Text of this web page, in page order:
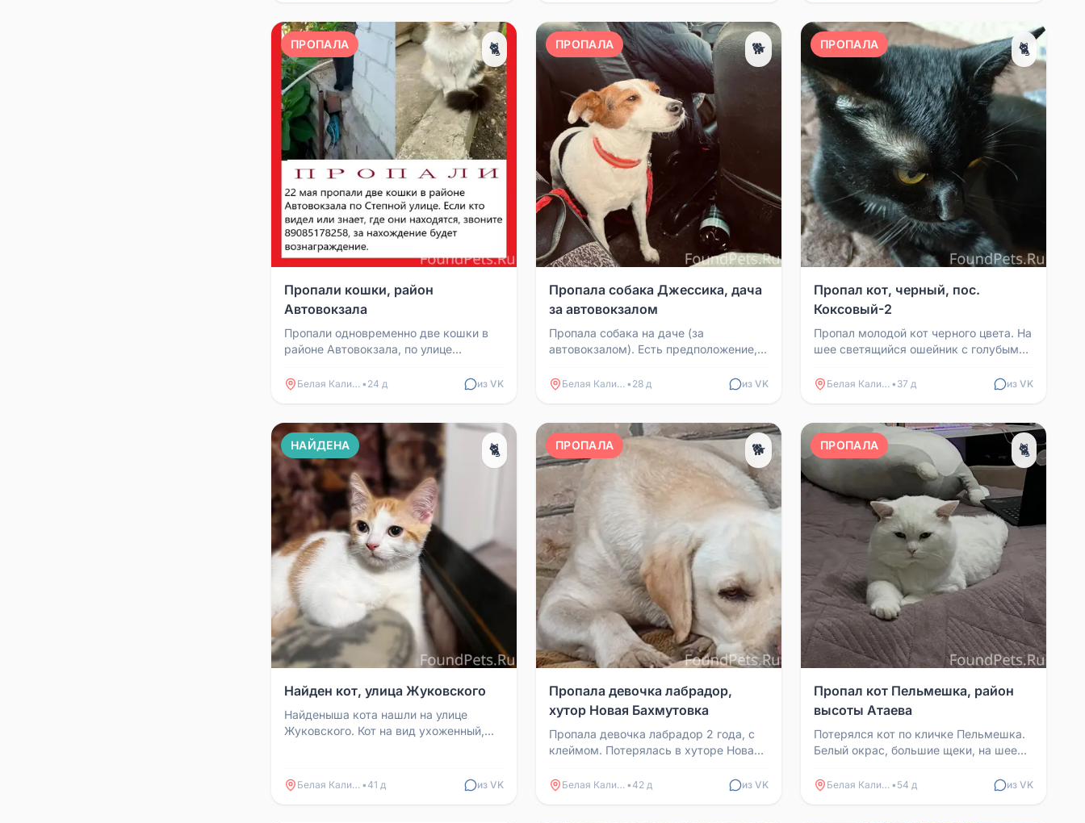
ПРОПАЛА 🐈
Пропали кошки, район
Автовокзала
Пропали одновременно две кошки в
районе Автовокзала, по улице
они могут находиться...
Белая Калитва • 24 д из VK
ПРОПАЛА 🐕
Пропала собака Джессика, дача
за автовокзалом
Пропала собака на даче (за
автовокзалом). Есть предположение,
дворнягу. У собаки есть осо...
Белая Калитва • 28 д из VK
ПРОПАЛА 🐈
Пропал кот, черный, пос.
Коксовый-2
Пропал молодой кот черного цвета. На
шее светящийся ошейник с голубыми
испугался собаки. ...
Белая Калитва • 37 д из VK
НАЙДЕНА 🐈
Найден кот, улица Жуковского
Найденыша кота нашли на улице
Жуковского. Кот на вид ухоженный,
Белая Калитва •41 д из VK
ПРОПАЛА 🐕
Пропала девочка лабрадор,
хутор Новая Бахмутовка
Пропала девочка лабрадор 2 года, с
клеймом. Потерялась в хуторе Новая
Контакты для с...
Белая Калитва •42 д из VK
ПРОПАЛА 🐈
Пропал кот Пельмешка, район
высоты Атаева
Потерялся кот по кличке Пельмешка.
Белый окрас, большие щеки, на шее
мог испугаться ...
Белая Калитва • 54 д из VK